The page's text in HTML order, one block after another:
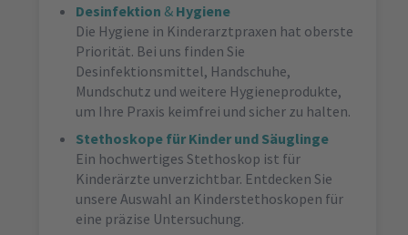
Desinfektion & Hygiene
Die Hygiene in Kinderarztpraxen hat oberste
Priorität. Bei uns finden Sie
Desinfektionsmittel, Handschuhe,
Mundschutz und weitere Hygieneprodukte,
um Ihre Praxis keimfrei und sicher zu halten.
Stethoskope für Kinder und Säuglinge
Ein hochwertiges Stethoskop ist für
Kinderärzte unverzichtbar. Entdecken Sie
unsere Auswahl an Kinderstethoskopen für
eine präzise Untersuchung.